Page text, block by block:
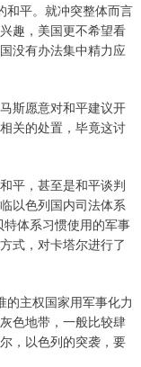
和平。就冲突整体而言
趣，美国更不希望看
没有办法集中精力应
斯愿意对和平建议开
关的处置，毕竟这讨
平，甚至是和平谈判
以色列国内司法体系
体系习惯使用的军事
式，对卡塔尔进行了
的主权国家用军事化力
色地带，一般比较肆
，以色列的突袭，要